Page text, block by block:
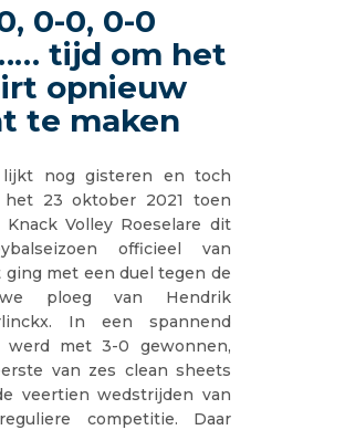
0-0, 0-0
tijd om het
opnieuw
te maken
nog gisteren en toch
het 23 oktober 2021 toen
Knack Volley Roeselare dit
officieel van
ging met een duel tegen de
ploeg van Hendrik
In een spannend
werd met 3-0 gewonnen,
van zes clean sheets
veertien wedstrijden van
competitie. Daar